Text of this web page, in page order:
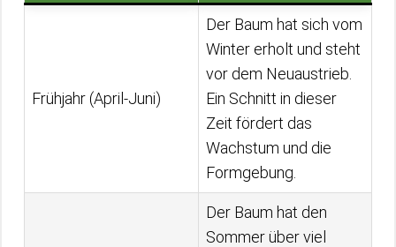
Frühjahr (April-Juni)
Der Baum hat sich vom
Winter erholt und steht
vor dem Neuaustrieb.
Ein Schnitt in dieser
Zeit fördert das
Wachstum und die
Formgebung.
Der Baum hat den
Sommer über viel